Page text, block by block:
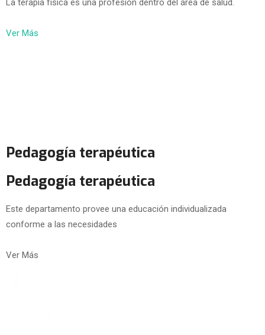
La terapia física es una profesión dentro del área de salud.
Ver Más
Pedagogía terapéutica
Pedagogía terapéutica
Este departamento provee una educación individualizada
conforme a las necesidades
Ver Más